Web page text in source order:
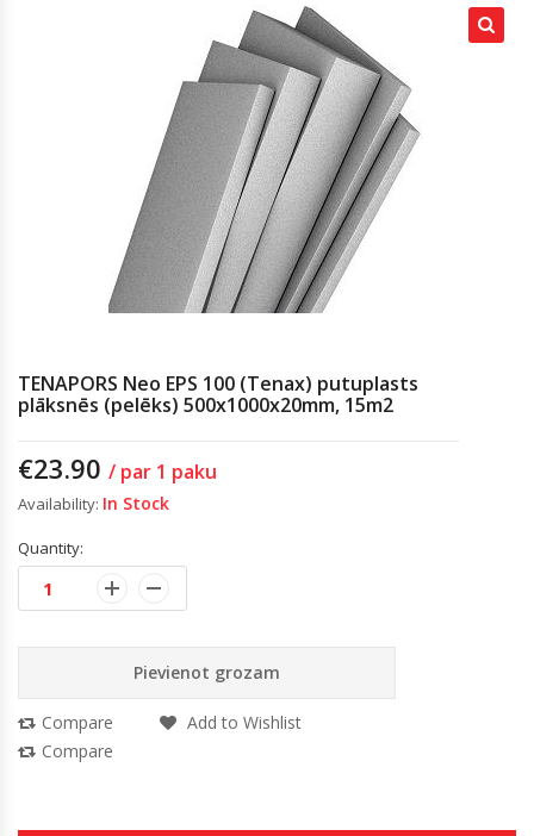
TENAPORS Neo EPS 100 (Tenax) putuplasts
plāksnēs (pelēks) 500x1000x20mm, 15m2
€23.90 / par 1 paku
Availability: In Stock
Quantity:
Pievienot grozam
Compare
Add to Wishlist
Compare